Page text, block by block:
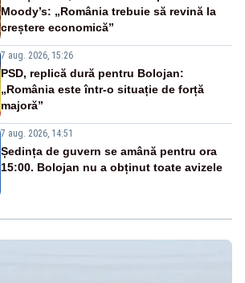
Moody’s: „România trebuie să revină la
creștere economică”
7 aug. 2026, 15:26
PSD, replică dură pentru Bolojan:
„România este într-o situație de forță
majoră”
7 aug. 2026, 14:51
Ședința de guvern se amână pentru ora
15:00. Bolojan nu a obținut toate avizele